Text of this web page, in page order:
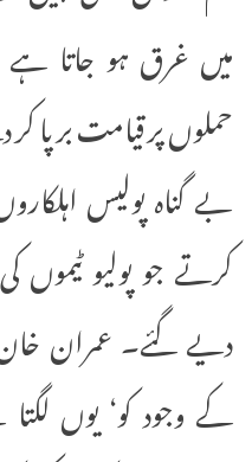
میں غرق ہو جاتا
حملوں پر قیامت برپا
بے گناہ پولیس
کرتے جو پولیو
دیے گئے۔ عمران
کے وجود کو‘ یوں